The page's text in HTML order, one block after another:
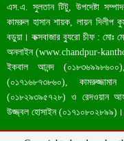
এস.এ. সুলতান টিটু, উপদেষ্টা
কামরুল হাসান শায়ক, লায়ন দিলীপ
বড়ুয়া। কক্সবাজার ব্যুরো চীফ : মোঃ
অনলাইন (www.chandpur-
ইকবাল আনন্দ
(০১৭১৬৮৭৩৮৬০),
(০১৮২৯৩৯৫৭২৮) ও রেদওয়ান
উজ্জ্বল হোসাইন (০১৭১০৮০২৮৯৯)।